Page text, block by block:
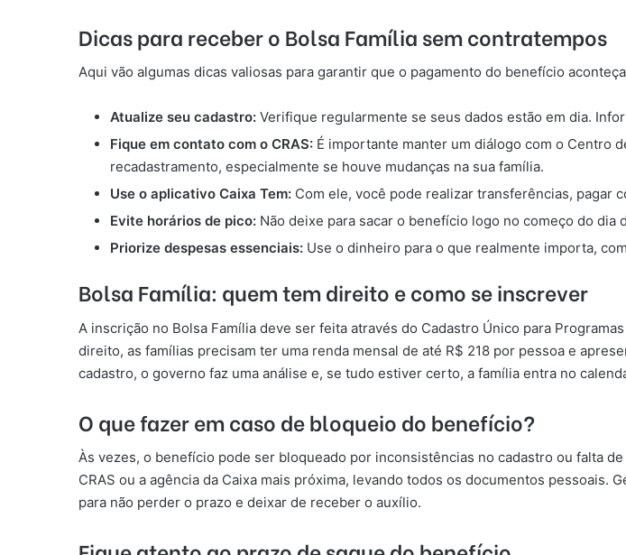
Dicas para receber o Bolsa Família sem contratempos
Aqui vão algumas dicas valiosas para garantir que o pagamento do benefício
Atualize seu cadastro: Verifique regularmente se seus dados estão em dia.
Fique em contato com o CRAS: É importante manter um diálogo com o Centro
recadastramento, especialmente se houve mudanças na sua família.
Use o aplicativo Caixa Tem: Com ele, você pode realizar transferências, pagar
Evite horários de pico: Não deixe para sacar o benefício logo no começo do dia
Priorize despesas essenciais: Use o dinheiro para o que realmente importa,
Bolsa Família: quem tem direito e como se inscrever
A inscrição no Bolsa Família deve ser feita através do Cadastro Único para
direito, as famílias precisam ter uma renda mensal de até R$ 218 por pessoa e
cadastro, o governo faz uma análise e, se tudo estiver certo, a família entra no
O que fazer em caso de bloqueio do benefício?
Às vezes, o benefício pode ser bloqueado por inconsistências no cadastro ou falta
CRAS ou a agência da Caixa mais próxima, levando todos os documentos
para não perder o prazo e deixar de receber o auxílio.